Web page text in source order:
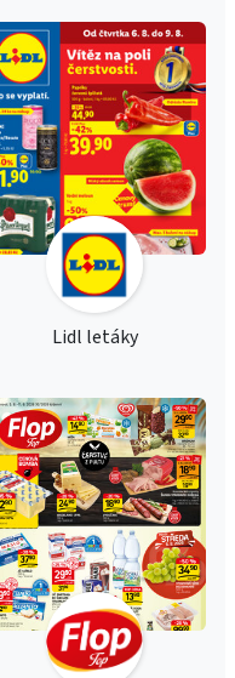
Lidl letáky